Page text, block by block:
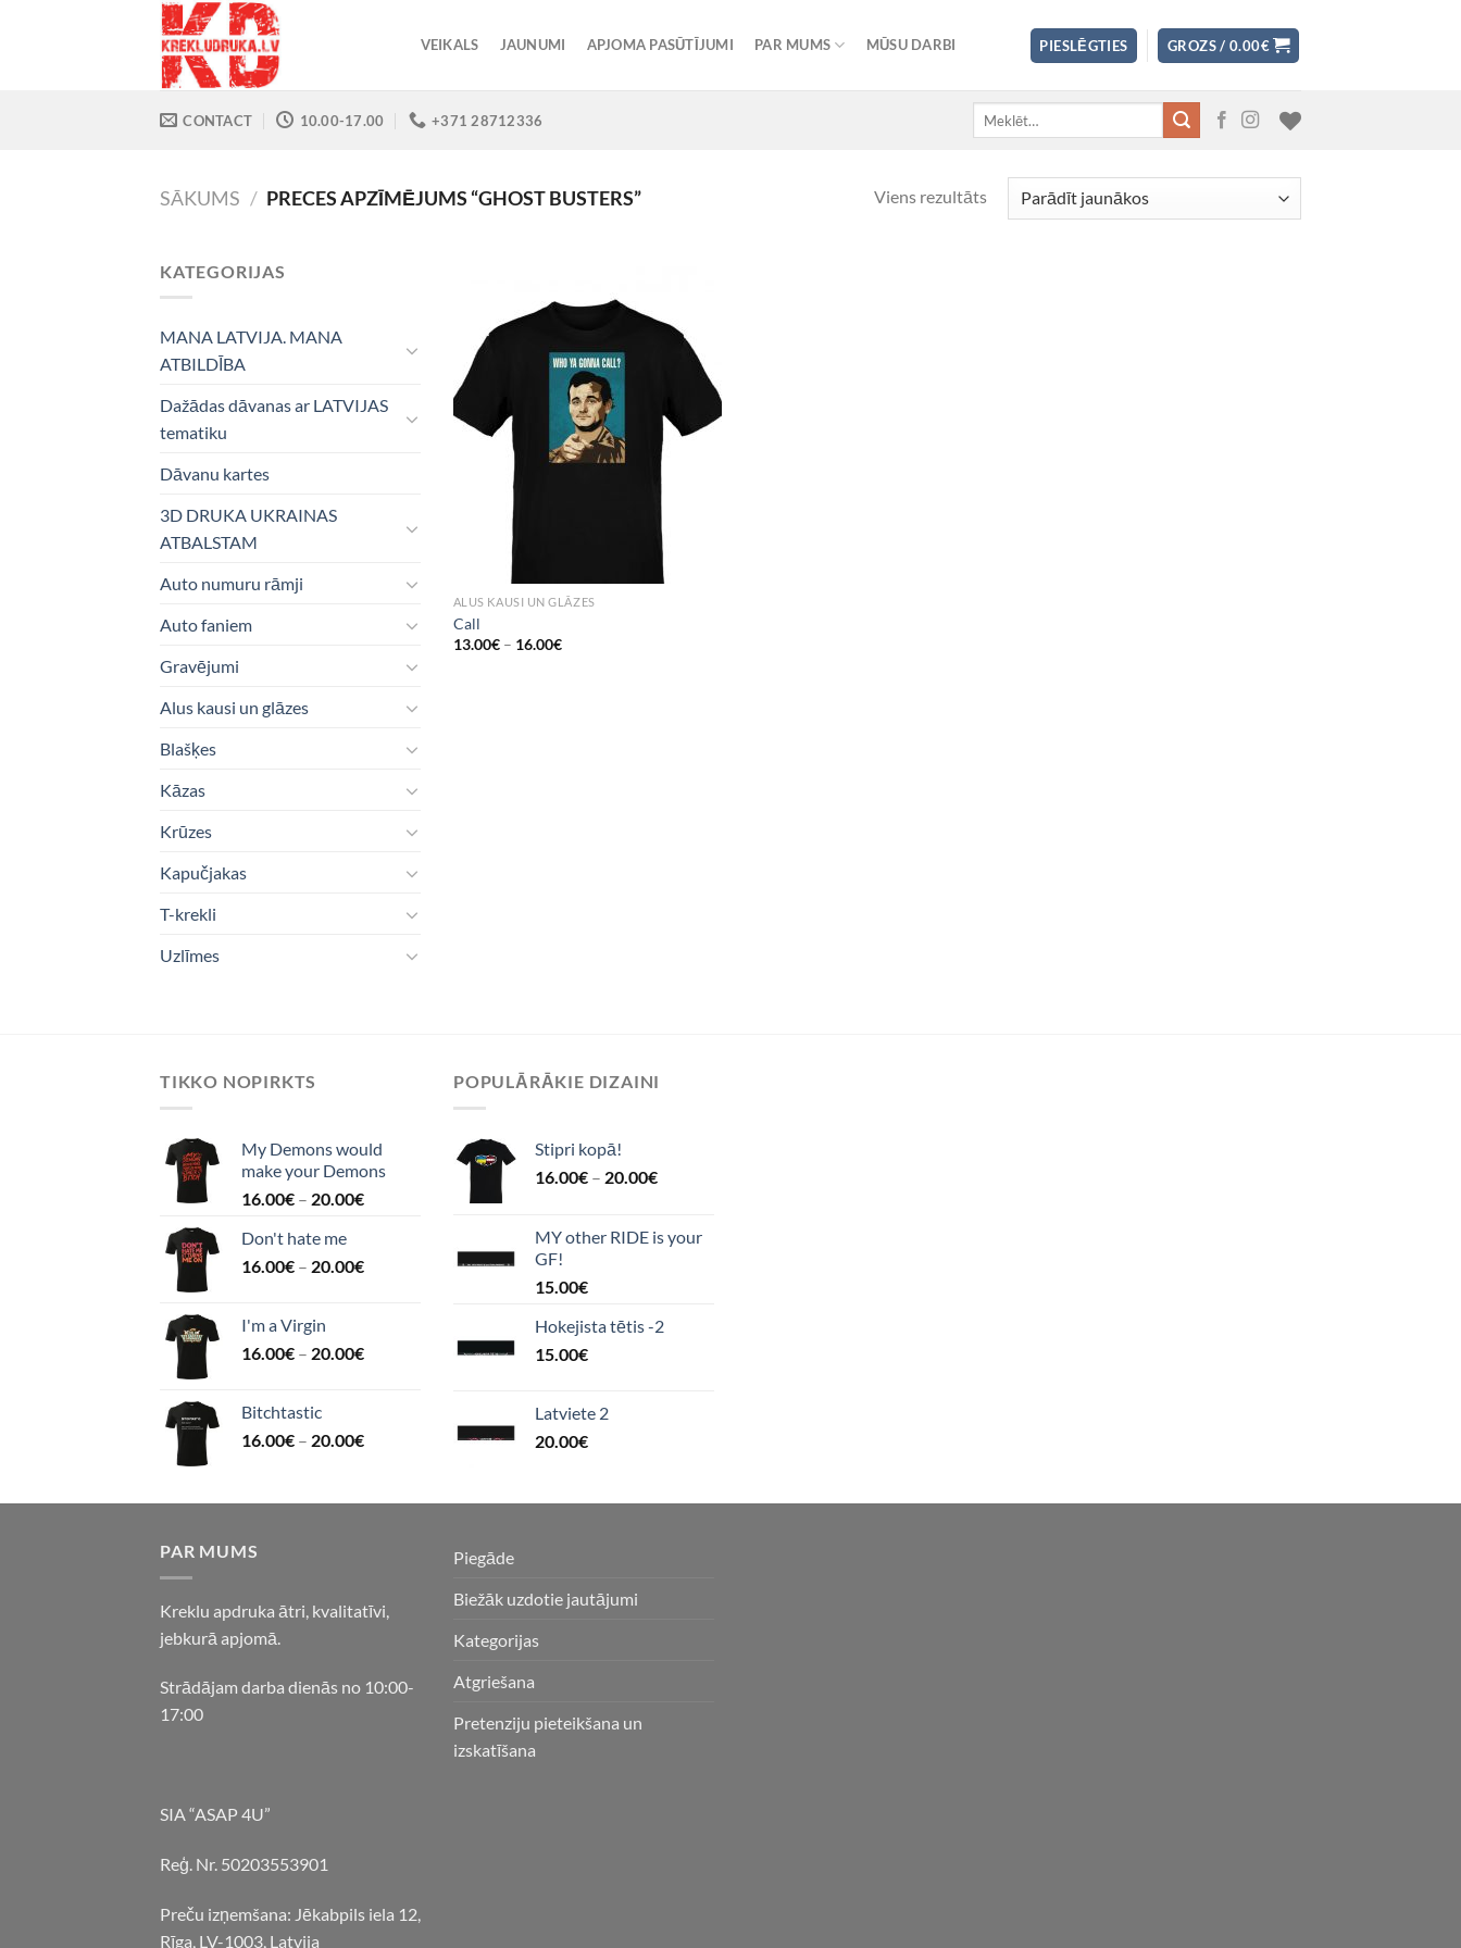
VEIKALS JAUNUMI APJOMA PASŪTĪJUMI PAR MUMS MŪSU DARBI PIESLĒGTIES GROZS /0.00€
CONTACT 10.00-17.00 +371 28712336
SĀKUMS / PRECES APZĪMĒJUMS “GHOST BUSTERS” Viens rezultāts
KATEGORIJAS
MANA LATVIJA. MANA
ATBILDĪBA
Dažādas dāvanas ar LATVIJAS
tematiku
Dāvanu kartes
3D DRUKA UKRAINAS
ATBALSTAM
Auto numuru rāmji
Auto faniem
Gravējumi
Alus kausi un glāzes
Blašķes
Kāzas
Krūzes
Kapučjakas
T-krekli
Uzlīmes
Add to
Wishlist
ALUS KAUSI UN GLĀZES
Call
13.00€– 16.00€
TIKKO NOPIRKTS
My Demons would
make your Demons
16.00€ – 20.00€
Don't hate me
16.00€ – 20.00€
I'm a Virgin
16.00€ – 20.00€
Bitchtastic
16.00€ – 20.00€
POPULĀRĀKIE DIZAINI
Stipri kopā!
16.00€ – 20.00€
MY other RIDE is your
GF!
15.00€
Hokejista tētis -2
15.00€
Latviete 2
20.00€
PAR MUMS
Kreklu apdruka ātri, kvalitatīvi,
jebkurā apjomā.
Strādājam darba dienās no 10:00-
17:00
SIA “ASAP 4U”
Reģ. Nr. 50203553901
Preču izņemšana: Jēkabpils iela 12,
Rīga, LV-1003, Latvija
Piegāde
Biežāk uzdotie jautājumi
Kategorijas
Atgriešana
Pretenziju pieteikšana un
izskatīšana